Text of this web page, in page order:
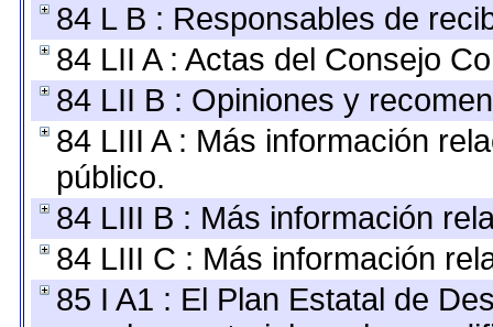
84 L B : Responsables de
84 LII A : Actas del Consejo
84 LII B : Opiniones y
84 LIII A : Más información
público.
84 LIII B : Más información
84 LIII C : Más información
85 I A1 : El Plan Estatal de